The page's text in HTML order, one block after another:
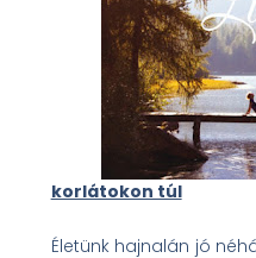
korlátokon túl
Életünk hajnalán jó